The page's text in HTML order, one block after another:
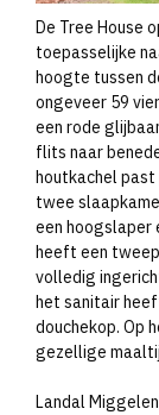
De Tree House
toepasselijke
hoogte tussen
ongeveer 59
een rode
flits naar
houtkachel
twee
een hoogslaper
heeft een
volledig
het sanitair
douchekop. Op
gezellige
Landal